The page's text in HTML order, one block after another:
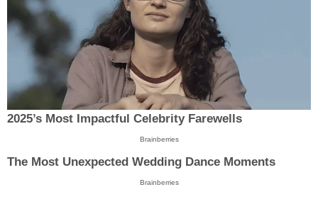
2025’s Most Impactful Celebrity Farewells
Brainberries
The Most Unexpected Wedding Dance Moments
Brainberries